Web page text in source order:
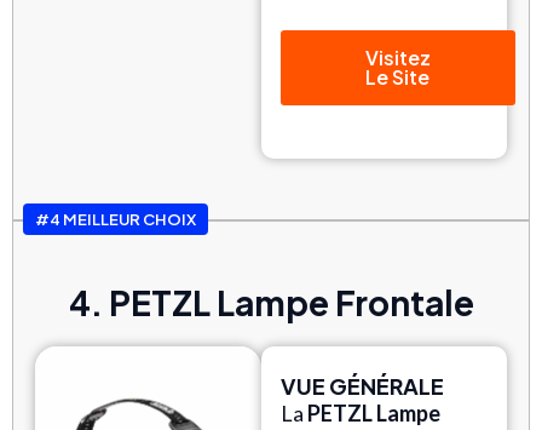
Visitez
Le Site
#4 MEILLEUR CHOIX
4. PETZL Lampe Frontale
VUE GÉNÉRALE
La PETZL Lampe